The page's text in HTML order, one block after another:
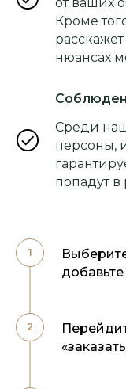
Кроме
нюансах
Среди
персоны,
попадут в